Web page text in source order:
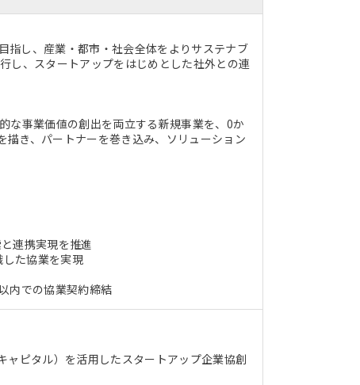
指し、産業・都市・社会全体をよりサステナブ
し、スタートアップをはじめとした社外との連
な事業価値の創出を両立する新規事業を、0か
き、パートナーを巻き込み、ソリューション
連携実現を推進
た協業を実現
内での協業契約締結
ャピタル）を活用したスタートアップ企業協創